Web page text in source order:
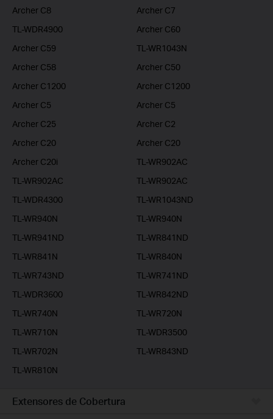
Archer C8
Archer C7
TL-WDR4900
Archer C60
Archer C59
TL-WR1043N
Archer C58
Archer C50
Archer C1200
Archer C1200
Archer C5
Archer C5
Archer C25
Archer C2
Archer C20
Archer C20
Archer C20i
TL-WR902AC
TL-WR902AC
TL-WR902AC
TL-WDR4300
TL-WR1043ND
TL-WR940N
TL-WR940N
TL-WR941ND
TL-WR841ND
TL-WR841N
TL-WR840N
TL-WR743ND
TL-WR741ND
TL-WDR3600
TL-WR842ND
TL-WR740N
TL-WR720N
TL-WR710N
TL-WDR3500
TL-WR702N
TL-WR843ND
TL-WR810N
Extensores de Cobertura